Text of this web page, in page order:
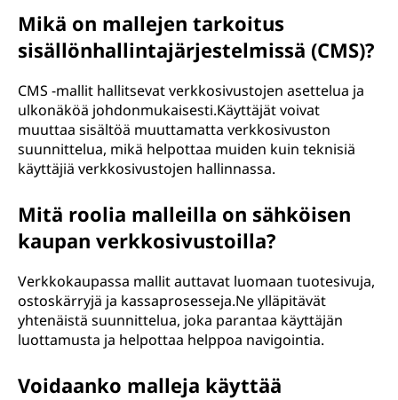
Mikä on mallejen tarkoitus
sisällönhallintajärjestelmissä (CMS)?
CMS -mallit hallitsevat verkkosivustojen asettelua ja
ulkonäköä johdonmukaisesti.Käyttäjät voivat
muuttaa sisältöä muuttamatta verkkosivuston
suunnittelua, mikä helpottaa muiden kuin teknisiä
käyttäjiä verkkosivustojen hallinnassa.
Mitä roolia malleilla on sähköisen
kaupan verkkosivustoilla?
Verkkokaupassa mallit auttavat luomaan tuotesivuja,
ostoskärryjä ja kassaprosesseja.Ne ylläpitävät
yhtenäistä suunnittelua, joka parantaa käyttäjän
luottamusta ja helpottaa helppoa navigointia.
Voidaanko malleja käyttää